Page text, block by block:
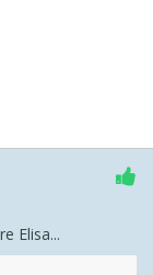
Elisa...